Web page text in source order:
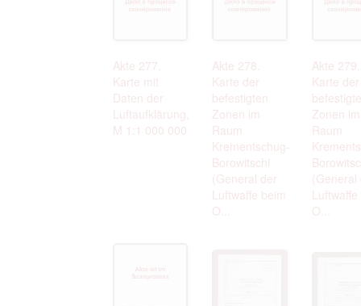
Akte 277.
Karte mit
Daten der
Luftaufklärung,
M 1:1 000 000
Akte 278.
Karte der
befestigten
Zonen im
Raum
Krementschug-
Borowitschi
(General der
Luftwaffe beim
O...
Akte 279.
Karte der
Zonen im
Raum
(General
O...